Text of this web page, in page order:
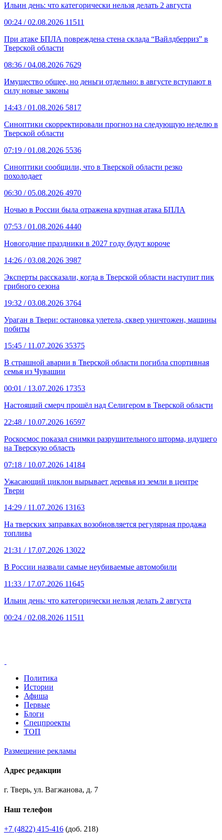
Ильин день: что категорически нельзя делать 2 августа
00:24 / 02.08.2026 11511
При атаке БПЛА повреждена стена склада “Вайлдберриз” в
Тверской области
08:36 / 04.08.2026 7629
Имущество общее, но деньги отдельно: в августе вступают в
силу новые законы
14:43 / 01.08.2026 5817
Синоптики скорректировали прогноз на следующую неделю в
Тверской области
07:19 / 01.08.2026 5536
Синоптики сообщили, что в Тверской области резко
похолодает
06:30 / 05.08.2026 4970
Ночью в России была отражена крупная атака БПЛА
07:53 / 01.08.2026 4440
Новогодние праздники в 2027 году будут короче
14:26 / 03.08.2026 3987
Эксперты рассказали, когда в Тверской области наступит пик
грибного сезона
19:32 / 03.08.2026 3764
Ураган в Твери: остановка улетела, сквер уничтожен, машины
побиты
15:45 / 11.07.2026 35375
В страшной аварии в Тверской области погибла спортивная
семья из Чувашии
00:01 / 13.07.2026 17353
Настоящий смерч прошёл над Селигером в Тверской области
22:48 / 10.07.2026 16597
Роскосмос показал снимки разрушительного шторма, идущего
на Тверскую область
07:18 / 10.07.2026 14184
Ужасающий циклон вырывает деревья из земли в центре
Твери
14:29 / 11.07.2026 13163
На тверских заправках возобновляется регулярная продажа
топлива
21:31 / 17.07.2026 13022
В России назвали самые неубиваемые автомобили
11:33 / 17.07.2026 11645
Ильин день: что категорически нельзя делать 2 августа
00:24 / 02.08.2026 11511
Политика
Истории
Афиша
Первые
Блоги
Спецпроекты
ТОП
Размещение рекламы
Адрес редакции
г. Тверь, ул. Вагжанова, д. 7
Наш телефон
+7 (4822) 415-416 (доб. 218)